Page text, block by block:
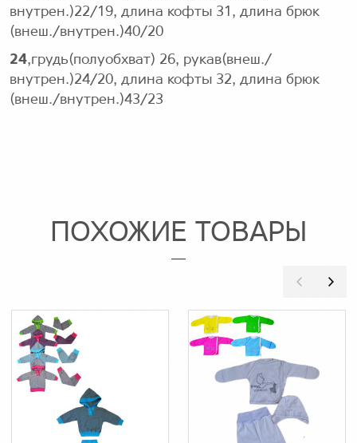
внутрен.)22/19, длина кофты 31, длина брюк
(внеш./внутрен.)40/20
24,грудь(полуобхват) 26, рукав(внеш./
внутрен.)24/20, длина кофты 32, длина брюк
(внеш./внутрен.)43/23
ПОХОЖИЕ ТОВАРЫ